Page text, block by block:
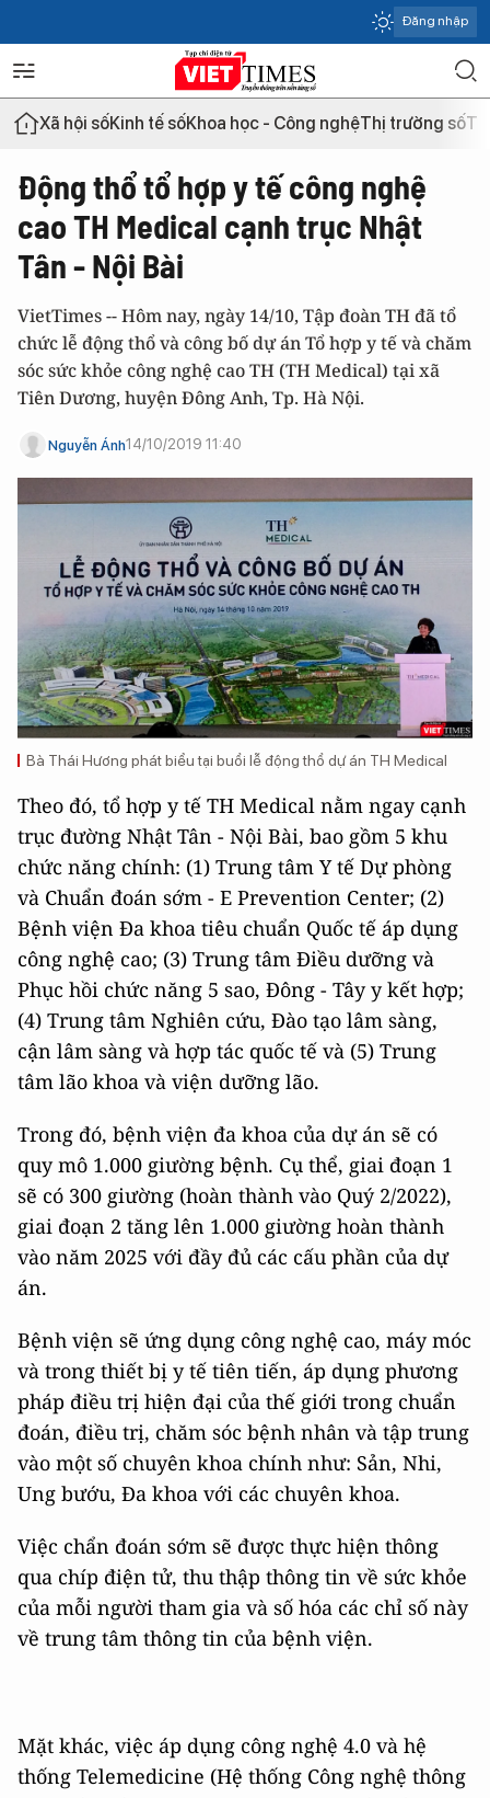
Đăng nhập
Xã hội sốKinh tế sốKhoa học - Công nghệThị trường số
Động thổ tổ hợp y tế công nghệ
cao TH Medical cạnh trục Nhật
Tân - Nội Bài
VietTimes -- Hôm nay, ngày 14/10, Tập đoàn TH đã tổ
chức lễ động thổ và công bố dự án Tổ hợp y tế và chăm
sóc sức khỏe công nghệ cao TH (TH Medical) tại xã
Tiên Dương, huyện Đông Anh, Tp. Hà Nội.
Nguyễn Ánh14/10/2019 11:40
Bà Thái Hương phát biểu tại buổi lễ động thổ dự án TH Medical
Theo đó, tổ hợp y tế TH Medical nằm ngay cạnh
trục đường Nhật Tân - Nội Bài, bao gồm 5 khu
chức năng chính: (1) Trung tâm Y tế Dự phòng
và Chuẩn đoán sớm - E Prevention Center; (2)
Bệnh viện Đa khoa tiêu chuẩn Quốc tế áp dụng
công nghệ cao; (3) Trung tâm Điều dưỡng và
Phục hồi chức năng 5 sao, Đông - Tây y kết hợp;
(4) Trung tâm Nghiên cứu, Đào tạo lâm sàng,
cận lâm sàng và hợp tác quốc tế và (5) Trung
tâm lão khoa và viện dưỡng lão.
Trong đó, bệnh viện đa khoa của dự án sẽ có
quy mô 1.000 giường bệnh. Cụ thể, giai đoạn 1
sẽ có 300 giường (hoàn thành vào Quý 2/2022),
giai đoạn 2 tăng lên 1.000 giường hoàn thành
vào năm 2025 với đầy đủ các cấu phần của dự
án.
Bệnh viện sẽ ứng dụng công nghệ cao, máy móc
và trong thiết bị y tế tiên tiến, áp dụng phương
pháp điều trị hiện đại của thế giới trong chuẩn
đoán, điều trị, chăm sóc bệnh nhân và tập trung
vào một số chuyên khoa chính như: Sản, Nhi,
Ung bướu, Đa khoa với các chuyên khoa.
Việc chẩn đoán sớm sẽ được thực hiện thông
qua chíp điện tử, thu thập thông tin về sức khỏe
của mỗi người tham gia và số hóa các chỉ số này
về trung tâm thông tin của bệnh viện.
Mặt khác, việc áp dụng công nghệ 4.0 và hệ
thống Telemedicine (Hệ thống Công nghệ thông